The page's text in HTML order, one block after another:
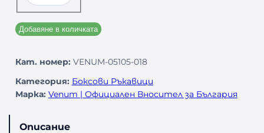
Добавяне в количката
Кат. номер: VENUM-05105-018
Категория: Боксови Ръкавици
Марка: Venum | Официален Вносител за България
Описание